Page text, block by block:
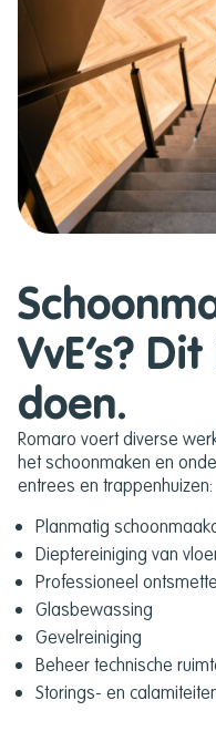
VvE’s?
doen.
Romaro voert diverse
het schoonmaken en
entrees en trappenhuizen:
Planmatig
Dieptereiniging van
Professioneel
Glasbewassing
Gevelreiniging
Beheer technische
Storings- en